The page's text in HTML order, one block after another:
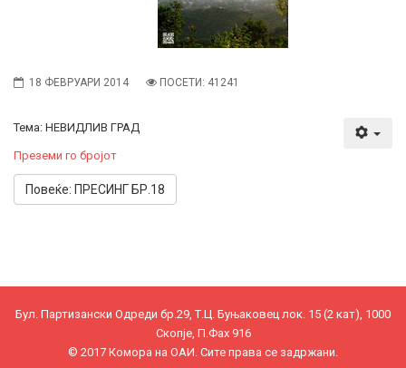
18 ФЕВРУАРИ 2014 ПОСЕТИ: 41241
Тема: НЕВИДЛИВ ГРАД
Преземи го бројот
Повеќе: ПРЕСИНГ БР.18
Бул. Партизански Одреди бр.29, Т.Ц. Буњаковец лок. 15 (2 кат), 1000
Скопје, П.Фах 916
© 2017 Комора на ОАИ. Сите права се задржани.